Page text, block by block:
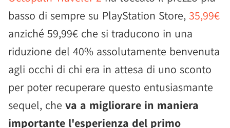
basso di sempre su PlayStation Store, 35,99€
anziché 59,99€ che si traducono in una
riduzione del 40% assolutamente benvenuta
agli occhi di chi era in attesa di uno sconto
per poter recuperare questo entusiasmante
sequel, che va a migliorare in maniera
importante l'esperienza del primo